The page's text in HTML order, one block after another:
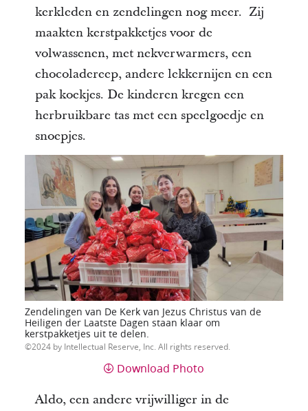
kerkleden en zendelingen nog meer. Zij
maakten kerstpakketjes voor de
volwassenen, met nekverwarmers, een
chocoladereep, andere lekkernijen en een
pak koekjes. De kinderen kregen een
herbruikbare tas met een speelgoedje en
snoepjes.
Zendelingen van De Kerk van Jezus Christus van de
Heiligen der Laatste Dagen staan klaar om
kerstpakketjes uit te delen.
2024 by Intellectual Reserve, Inc. All rights reserved.
Download Photo
Aldo, een andere vrijwilliger in de